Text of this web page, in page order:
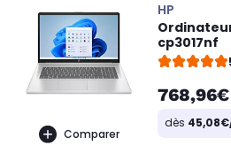
Comparer
HP
cp3017nf
768,96€
dès